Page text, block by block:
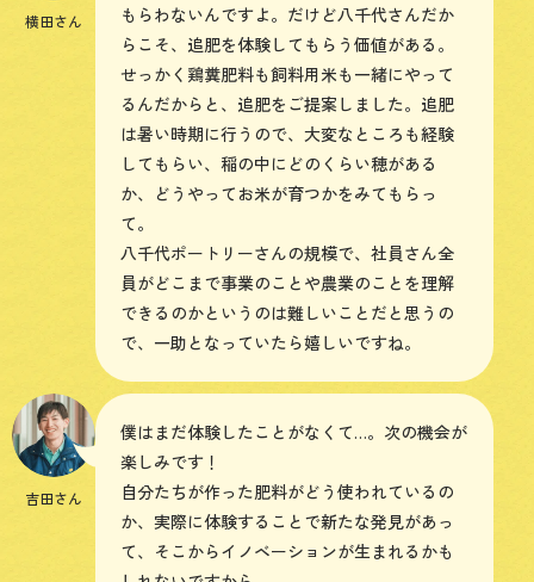
横田さん
もらわないんですよ。だけど八千代さんだか
らこそ、追肥を体験してもらう価値がある。
せっかく鶏糞肥料も飼料用米も一緒にやって
るんだからと、追肥をご提案しました。追肥
は暑い時期に行うので、大変なところも経験
してもらい、稲の中にどのくらい穂がある
か、どうやってお米が育つかをみてもらっ
て。
八千代ポートリーさんの規模で、社員さん全
員がどこまで事業のことや農業のことを理解
できるのかというのは難しいことだと思うの
で、一助となっていたら嬉しいですね。
吉田さん
僕はまだ体験したことがなくて…。次の機会が
楽しみです！
自分たちが作った肥料がどう使われているの
か、実際に体験することで新たな発見があっ
て、そこからイノベーションが生まれるかも